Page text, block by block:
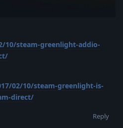
10/steam-greenlight-addio-
02/10/steam-greenlight-is-
direct/
Reply